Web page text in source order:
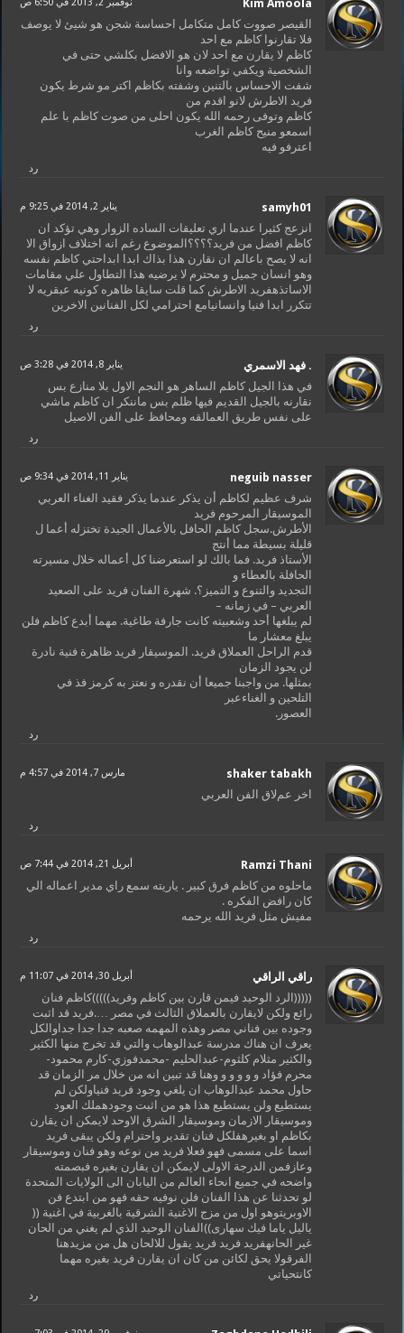
Kim Amoola نوفمبر 2, 2013 في 6:50 ص
القيصر صووت كامل متكامل احساسة شجن هو شيئ لا يوصف
فلا تقارنوا كاظم مع احد
كاظم لا يقارن مع احد لان هو الافضل بكلشي حتى في
الشخصية ويكفي تواضعه وانا
شفت الاحساس بالتنين وشفته بكاظم اكتر مو شرط يكون
فريد الاطرش لانو اقدم من
كاظم وتوفى رحمه الله يكون احلى من صوت كاظم با علم
اسمعو منيح كاظم الغرب
اعترفو فيه
رد
samyh01 يناير 2, 2014 في 9:25 م
انزعج كثيرا عندما اري تعليقات الساده الزوار وهي تؤكد ان
كاظم افضل من فريد؟؟؟؟الموضوع رغم انه اختلاف ازواق الا
انه لا يصح باعالم ان نقارن هذا بذاك ابدا ابداحتي كاظم نفسه
وهو انسان جميل و محترم لا يرضيه هذا التطاول علي مقامات
الاساتذهفريد الاطرش كما قلت سايقا ظاهره كونيه عبقريه لا
تتكرر ابدا فنيا وانسانيامع احترامي لكل الفنانين الاخرين
رد
. فهد الاسمري يناير 8, 2014 في 3:28 ص
في هذا الجيل كاظم الساهر هو النجم الاول بلا منازع بس
نقارنه بالجيل القديم فيها ظلم بس ماننكر ان كاظم ماشي
على نفس طريق العمالقه ومحافظ على الفن الاصيل
رد
neguib nasser يناير 11, 2014 في 9:34 ص
شرف عظيم لكاظم أن يذكر عندما يذكر فقيد الغناء العربي
الموسيقار المرحوم فريد
الأطرش.سجل كاظم الحافل بالأعمال الجيدة تختزله أعما ل
قليلة بسيطة مما أنتج
الأستاذ فريد. فما بالك لو استعرضنا كل أعماله خلال مسيرته
الحافلة بالعطاء و
التجديد والتنوع و التميز؟. شهرة الفنان فريد على الصعيد
العربي – في زمانه –
لم يبلغها أحد وشعبيته كانت جارفة طاغية. مهما أبدع كاظم فلن
يبلغ معشار ما
قدم الراحل العملاق فريد. الموسيقار فريد ظاهرة فنية نادرة
لن يجود الزمان
بمثلها. من واجبنا جميعا أن نقدره و نعتز به كرمز فذ في
التلحين و الغناءعبر
العصور.
رد
shaker tabakh مارس 7, 2014 في 4:57 م
اخر عمﻻق الفن العربي
رد
Ramzi Thani أبريل 21, 2014 في 7:44 ص
ماحلوه من كاظم فرق كبير . ياريته سمع راي مدير اعماله الي
كان رافض الفكره .
مفيش مثل فريد الله يرحمه
رد
راقي الراقي أبريل 30, 2014 في 11:07 م
(((((الرد الوحيد فيمن قارن بين كاظم وفريد)))))كاظم فنان
رائع ولكن لايقارن بالعملاق الثالث في مصر ….فريد قد اثبت
وجوده بين فناني مصر وهذه المهمه صعبه جدا جدا جداوالكل
يعرف ان هناك مدرسة عبدالوهاب والتي قد تخرج منها الكثير
والكثير مثلام كلثوم-عبدالحليم -محمدفوزي-كارم محمود-
محرم فؤاد و و و و و وهنا قد تبين انه من خلال مر الزمان قد
حاول محمد عبدالوهاب ان يلغي وجود فريد فنياولكن لم
يستطيع ولن يستطيع هذا هو من اثبت وجودهملك العود
وموسيقار الازمان وموسيقار الشرق الاوحد لايمكن ان يقارن
بكاظم او بغيرهفلكل فنان تقدير واحترام ولكن يبقى فريد
اسما على مسمى فهو فعلا فريد من نوعه وهو فنان وموسيقار
وعازفمن الدرجة الاولى لايمكن ان يقارن بغيره فبصمته
واضحه في جميع انحاء العالم من اليابان الى الولايات المتحدة
لو تحدثنا عن هذا الفنان فلن نوفيه حقه فهو من ابتدع فن
الاوبريتوهو اول من مزج الاغنية الشرقية بالغربية في اغنية ((
ياليل ياما فيك سهارى))الفنان الوحيد الذي لم يغني من الحان
غير الحانهفريد فريد فريد يقول للالحان هل من مزيدهنا
الفرقولا يحق لكائن من كان ان يقارن فريد بغيره مهما
كانتحياتي
رد